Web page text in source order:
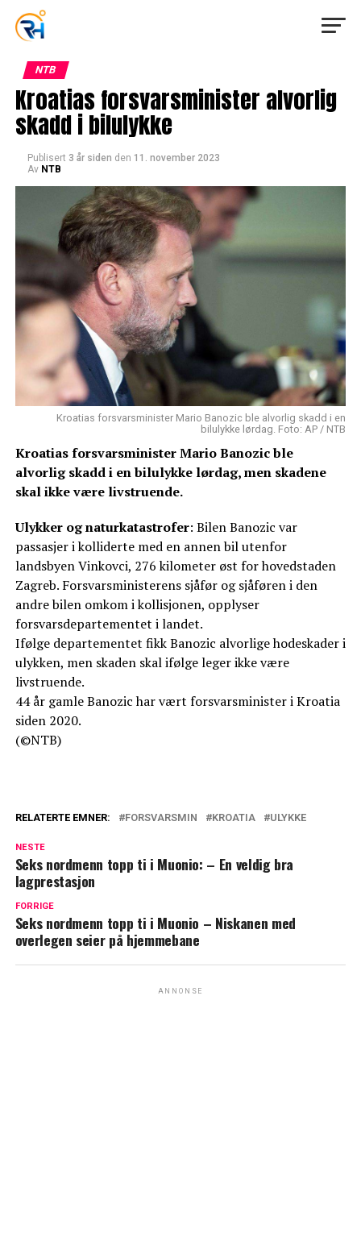
NTB
Kroatias forsvarsminister alvorlig
skadd i bilulykke
Publisert 3 år siden den 11. november 2023
Av NTB
Kroatias forsvarsminister Mario Banozic ble alvorlig skadd i en
bilulykke lørdag. Foto: AP / NTB
Kroatias forsvarsminister Mario Banozic ble
alvorlig skadd i en bilulykke lørdag, men skadene
skal ikke være livstruende.
Ulykker og naturkatastrofer: Bilen Banozic var
passasjer i kolliderte med en annen bil utenfor
landsbyen Vinkovci, 276 kilometer øst for hovedstaden
Zagreb. Forsvarsministerens sjåfør og sjåføren i den
andre bilen omkom i kollisjonen, opplyser
forsvarsdepartementet i landet.
Ifølge departementet fikk Banozic alvorlige hodeskader i
ulykken, men skaden skal ifølge leger ikke være
livstruende.
44 år gamle Banozic har vært forsvarsminister i Kroatia
siden 2020.
(©NTB)
RELATERTE EMNER: FORSVARSMIN KROATIA ULYKKE
NESTE
Seks nordmenn topp ti i Muonio: – En veldig bra
lagprestasjon
FORRIGE
Seks nordmenn topp ti i Muonio – Niskanen med
overlegen seier på hjemmebane
ANNONSE